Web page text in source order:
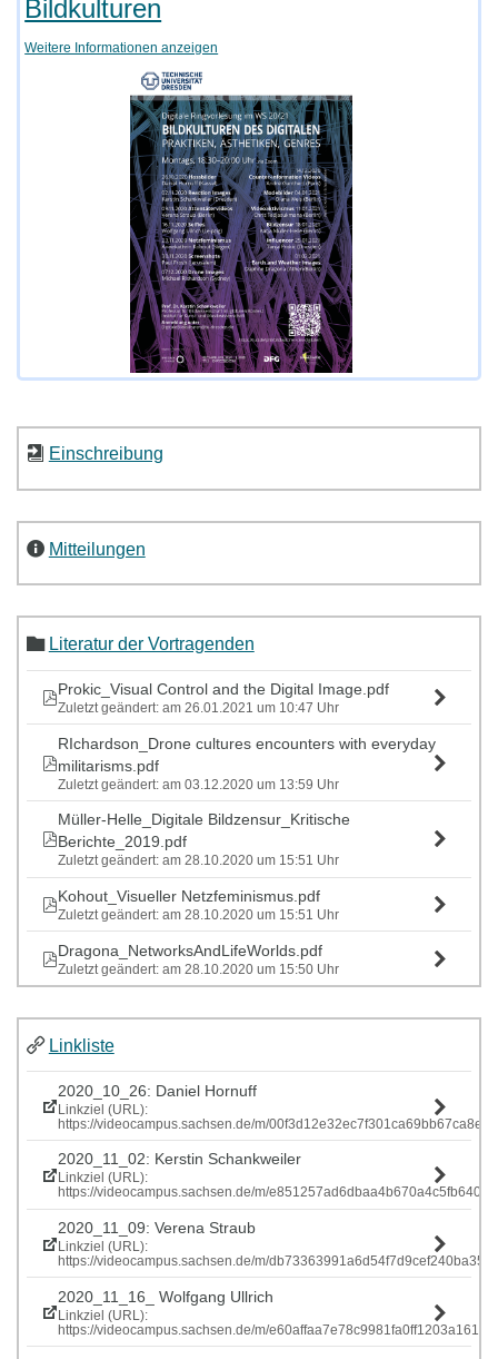
Bildkulturen
Weitere Informationen anzeigen
Einschreibung
Mitteilungen
Literatur der Vortragenden
Prokic_Visual Control and the Digital Image.pdf
Zuletzt geändert: am 26.01.2021 um 10:47 Uhr
RIchardson_Drone cultures encounters with everyday
militarisms.pdf
Zuletzt geändert: am 03.12.2020 um 13:59 Uhr
Müller-Helle_Digitale Bildzensur_Kritische
Berichte_2019.pdf
Zuletzt geändert: am 28.10.2020 um 15:51 Uhr
Kohout_Visueller Netzfeminismus.pdf
Zuletzt geändert: am 28.10.2020 um 15:51 Uhr
Dragona_NetworksAndLifeWorlds.pdf
Zuletzt geändert: am 28.10.2020 um 15:50 Uhr
Linkliste
2020_10_26: Daniel Hornuff
Linkziel (URL):
https://videocampus.sachsen.de/m/
2020_11_02: Kerstin Schankweiler
Linkziel (URL):
https://videocampus.sachsen.de/m/
2020_11_09: Verena Straub
Linkziel (URL):
https://videocampus.sachsen.de/m/
2020_11_16_ Wolfgang Ullrich
Linkziel (URL):
https://videocampus.sachsen.de/m/